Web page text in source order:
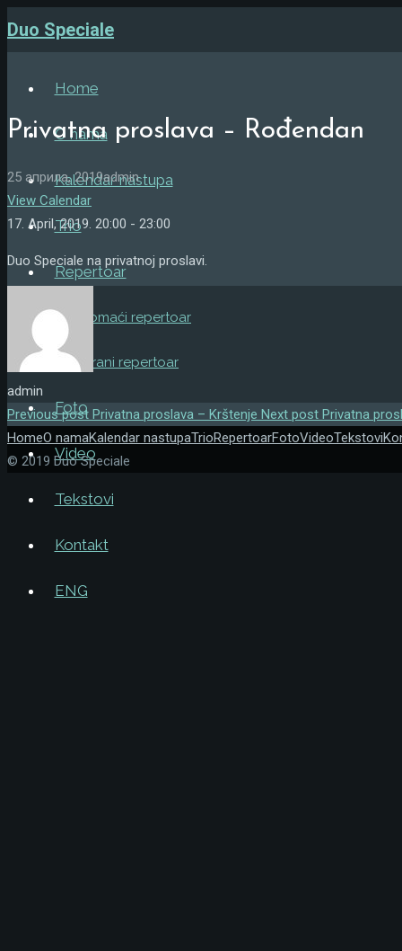
Duo Speciale
Home
O nama
Kalendar nastupa
Trio
Repertoar
Domaći repertoar
Strani repertoar
Foto
Video
Tekstovi
Kontakt
ENG
Privatna proslava – Rođendan
25 априла, 2019admin
View Calendar
17. April, 2019. 20:00 - 23:00
Duo Speciale na privatnoj proslavi.
admin
Previous post Privatna proslava – Krštenje Next post Privatna
HomeO namaKalendar nastupaTrioRepertoarFotoVideoTekstovi
© 2019 Duo Speciale